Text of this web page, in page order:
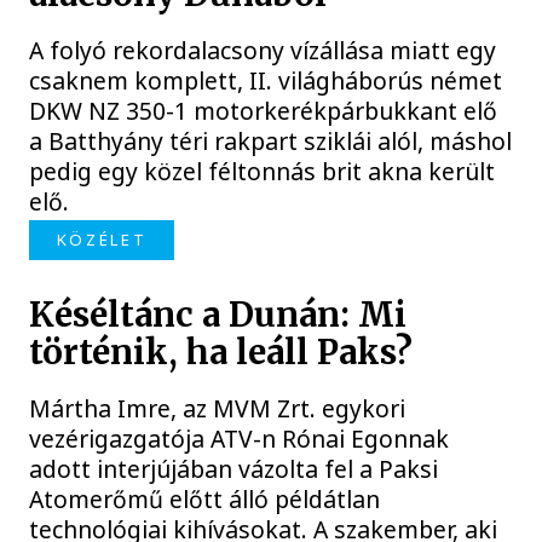
A folyó rekordalacsony vízállása miatt egy
csaknem komplett, II. világháborús német
DKW NZ 350-1 motorkerékpárbukkant elő
a Batthyány téri rakpart sziklái alól, máshol
pedig egy közel féltonnás brit akna került
elő.
KÖZÉLET
Késéltánc a Dunán: Mi
történik, ha leáll Paks?
Mártha Imre, az MVM Zrt. egykori
vezérigazgatója ATV-n Rónai Egonnak
adott interjújában vázolta fel a Paksi
Atomerőmű előtt álló példátlan
technológiai kihívásokat. A szakember, aki